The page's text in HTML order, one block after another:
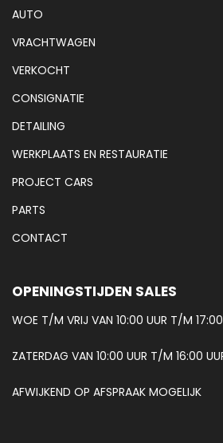
AUTO
VRACHTWAGEN
VERKOCHT
CONSIGNATIE
DETAILING
WERKPLAATS EN RESTAURATIE
PROJECT CARS
PARTS
CONTACT
OPENINGSTIJDEN SALES
WOE T/M VRIJ VAN 10:00 UUR T/M 17:00
ZATERDAG VAN 10:00 UUR T/M 16:00
AFWIJKEND OP AFSPRAAK MOGELIJK